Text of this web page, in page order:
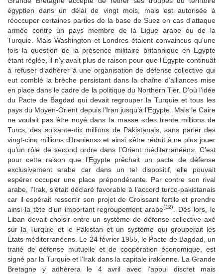
égyptien dans un délai de vingt mois, mais est autorisée à
réoccuper certaines parties de la base de Suez en cas d’attaque
armée contre un pays membre de la Ligue arabe ou de la
Turquie. Mais Washington et Londres étaient convaincus qu’une
fois la question de la présence militaire britannique en Egypte
étant réglée, il n’y avait plus de raison pour que l’Egypte continuât
à refuser d’adhérer à une organisation de défense collective qui
eut comblé la brèche persistant dans la chaîne d’alliances mise
en place dans le cadre de la politique du Northern Tier. D’où l’idée
du Pacte de Bagdad qui devait regrouper la Turquie et tous les
pays du Moyen-Orient depuis l’Iran jusqu’à l’Egypte. Mais le Caire
ne voulait pas être noyé dans la masse «des trente millions de
Turcs, des soixante-dix millions de Pakistanais, sans parler des
vingt-cinq millions d’Iraniens» et ainsi «être réduit à ne plus jouer
qu’un rôle de second ordre dans l’Orient méditerranéen». C’est
pour cette raison que l’Egypte prêchait un pacte de défense
exclusivement arabe car dans un tel dispositif, elle pouvait
espérer occuper une place prépondérante. Par contre son rival
arabe, l’Irak, s’était déclaré favorable à l’accord turco-pakistanais
car il espérait ressortir son projet de Croissant fertile et prendre
ainsi la tête d’un important regroupement arabe(12)
. Dès lors, le
Liban devait choisir entre un système de défense collective axé
sur la Turquie et le Pakistan et un système qui grouperait les
Etats méditerranéens. Le 24 février 1955, le Pacte de Bagdad, un
traité de défense mutuelle et de coopération économique, est
signé par la Turquie et l’Irak dans la capitale irakienne. La Grande
Bretagne y adhèrera le 4 avril avec l’appui discret mais